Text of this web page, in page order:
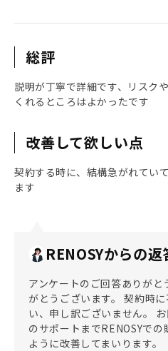
総評
説明が丁寧で詳細です、リスク
くれるところはよかったです
改善して欲しい点
契約する時に、結構急がれてい
ます
RENOSYからの返
アンケートのご回答ありがと
がとうございます。 契約時
い、申し訳ございません。
のサポートまでRENOSYで
ように改善してまいります。